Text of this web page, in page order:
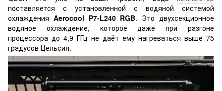
поставляется с установленной с водяной системой
охлаждения Aerocool P7-L240 RGB. Это двухсекционное
водяное охлаждение, которое даже при разгоне
процессора до 4,9 ГГц не даёт ему нагреваться выше 75
градусов Цельсия.